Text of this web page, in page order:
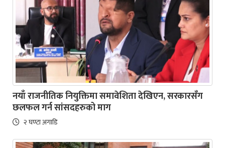
नयाँ राजनीतिक नियुक्तिमा समावेशिता देखिएन, सरकारसँग
छलफल गर्न सांसदहरुको माग
२ घण्टा अगाडि